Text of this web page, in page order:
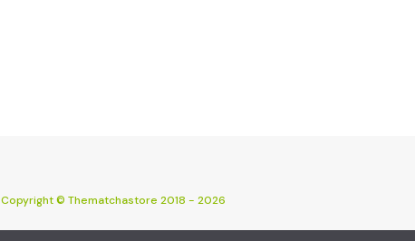
Copyright © Thematchastore 2018 - 2026